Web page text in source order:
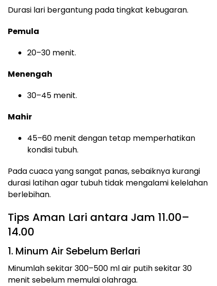
Durasi lari bergantung pada tingkat kebugaran.
Pemula
20–30 menit.
Menengah
30–45 menit.
Mahir
45–60 menit dengan tetap memperhatikan
kondisi tubuh.
Pada cuaca yang sangat panas, sebaiknya kurangi
durasi latihan agar tubuh tidak mengalami kelelahan
berlebihan.
Tips Aman Lari antara Jam 11.00–
14.00
1. Minum Air Sebelum Berlari
Minumlah sekitar 300–500 ml air putih sekitar 30
menit sebelum memulai olahraga.